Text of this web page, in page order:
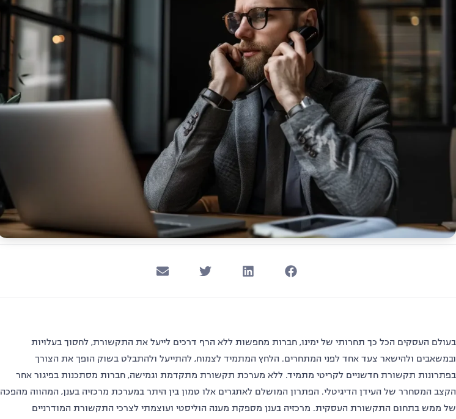
בעולם העסקים הכל כך תחרותי של ימינו, חברות מחפשות ללא הרף דרכים לייעל את התקשורת, לחסוך בעלויות
ובמשאבים ולהישאר צעד אחד לפני המתחרים. הלחץ המתמיד לצמוח, להתייעל ולהתבלט בשוק הופך את הצורך
בפתרונות תקשורת חדשניים לקריטי מתמיד. ללא מערכת תקשורת מתקדמת וגמישה, חברות מסתכנות בפיגור אחר
הקצב המסחרר של העידן הדיגיטלי. הפתרון המושלם לאתגרים אלו טמון בין היתר במערכת מרכזיה בענן, המהווה מהפכה
של ממש בתחום התקשורת העסקית. מרכזיה בענן מספקת מענה הוליסטי ועוצמתי לצרכי התקשורת המודרניים